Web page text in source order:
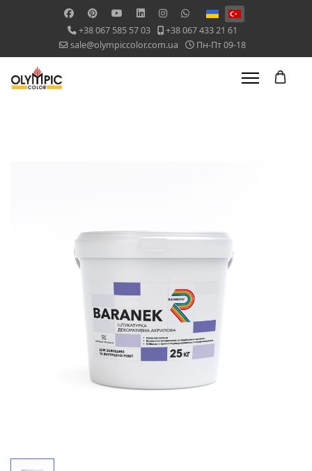
Dilinizi seçin
+38 067 585 57 03
+38 067 433 21 61
sale@olympiccolor.com.ua
Пн-Пт 09-18